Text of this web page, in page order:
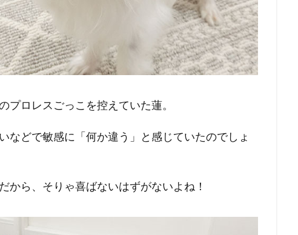
プロレスごっこを控えていた蓮。
などで敏感に「何か違う」と感じていたのでしょ
から、そりゃ喜ばないはずがないよね！